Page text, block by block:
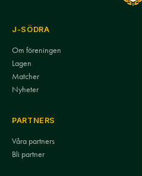
J-SÖDRA
Om föreningen
Lagen
Matcher
Nyheter
PARTNERS
Våra partners
Bli partner